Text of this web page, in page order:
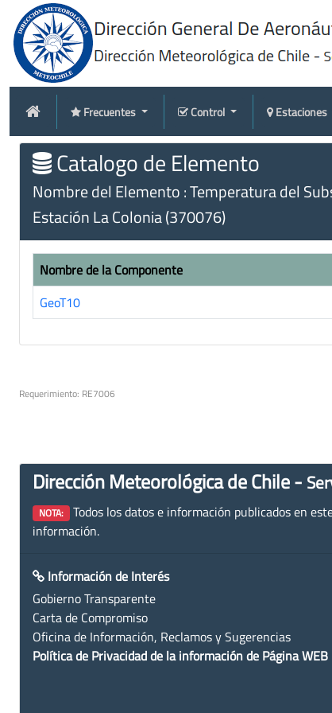
Frecuentes Control Estaciones
Catalogo de Elemento
Nombre del Elemento : Temperatura del
Estación La Colonia (370076)
Nombre de la Componente
GeoT10
Requerimiento: RE7006
Dirección Meteorológica de Chile -
NOTA: Todos los datos e información publicados en
información.
Información de Interés
Gobierno Transparente
Carta de Compromiso
Oficina de Información, Reclamos y Sugerencias
Política de Privacidad de la información de Página WEB